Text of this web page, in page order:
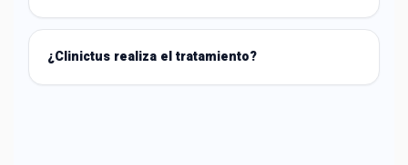
¿Clinictus realiza el tratamiento?